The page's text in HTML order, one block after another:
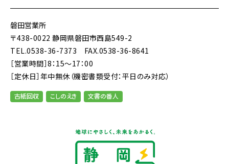
磐田営業所
〒438-0022 静岡県磐田市西島549-2
TEL.0538-36-7373 FAX.0538-36-8641
［営業時間］8：15～17：00
［定休日］年中無休（機密書類受付：平日のみ対応）
古紙回収 こしのえき 文書の番人